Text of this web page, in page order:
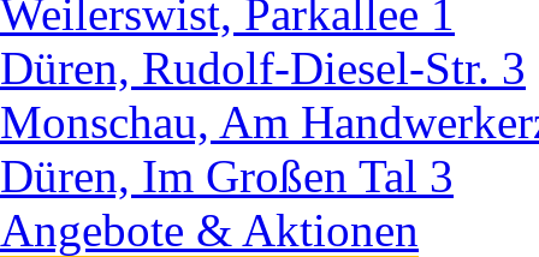
Weilerswist, Parkallee 1
Düren, Rudolf-Diesel-Str. 3
Monschau, Am
Düren, Im Großen Tal 3
Angebote & Aktionen